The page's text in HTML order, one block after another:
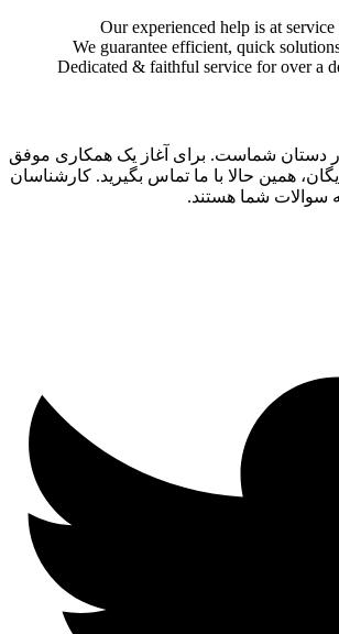
Our experienced help is at
We guarantee efficient, quick
Dedicated & faithful service for over a
دستان شماست. برای آغاز یک همکاری موفق
همین حالا با ما تماس بگیرید. کارشناسان
سوالات شما هستند.